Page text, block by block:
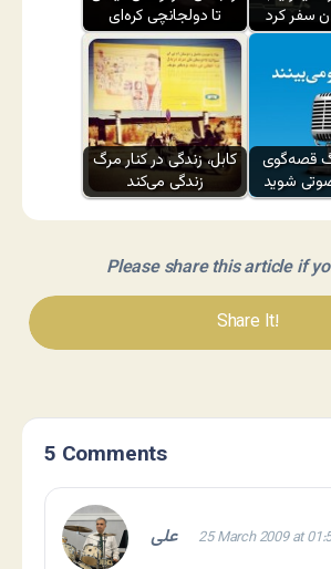
تا دولجانچی کره‌ای
سفر کرد
کابل، زندگی در کنار مرگ
زندگی می‌کند
قصه‌گوی
شوید
Please share this article if
Share It!
5 Comments
علی 25 March 2009 at